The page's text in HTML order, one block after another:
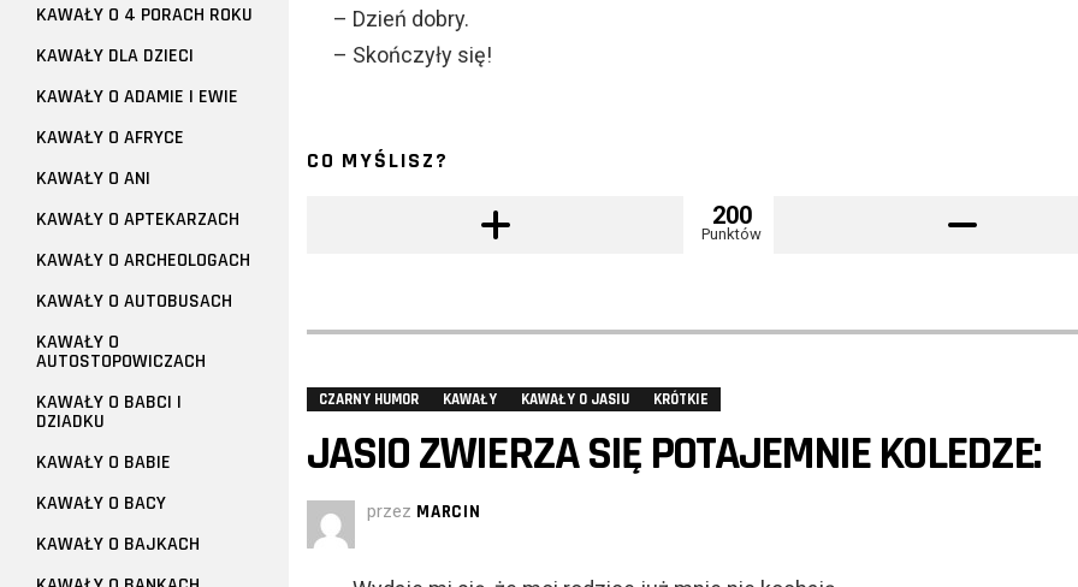
– Dzień dobry.
– Skończyły się!
CO MYŚLISZ?
200
Punktów
CZARNY HUMOR KAWAŁY KAWAŁY O JASIU KRÓTKIE
JASIO ZWIERZA SIĘ POTAJEMNIE KOLEDZE:
przez MARCIN
KAWAŁY O 4 PORACH ROKU
KAWAŁY DLA DZIECI
KAWAŁY O ADAMIE I EWIE
KAWAŁY O AFRYCE
KAWAŁY O ANI
KAWAŁY O APTEKARZACH
KAWAŁY O ARCHEOLOGACH
KAWAŁY O AUTOBUSACH
KAWAŁY O
AUTOSTOPOWICZACH
KAWAŁY O BABCI I
DZIADKU
KAWAŁY O BABIE
KAWAŁY O BACY
KAWAŁY O BAJKACH